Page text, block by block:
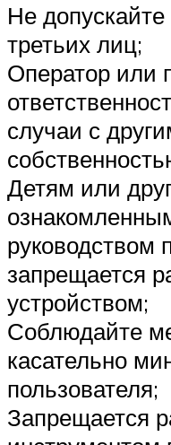
Не
третьих лиц;
Оператор или
случаи с
Детям или
руководством
запрещается
устройством;
Соблюдайте
касательно
пользователя;
Запрещается